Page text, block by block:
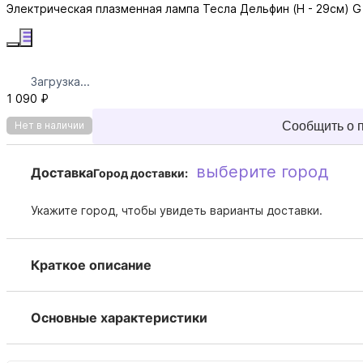
Электрическая плазменная лампа Тесла Дельфин (H - 29см) G
Загрузка...
1 090 ₽
Нет в наличии Сообщить о
ДоставкаГород доставки: выберите город
Укажите город, чтобы увидеть варианты доставки.
Краткое описание
Основные характеристики